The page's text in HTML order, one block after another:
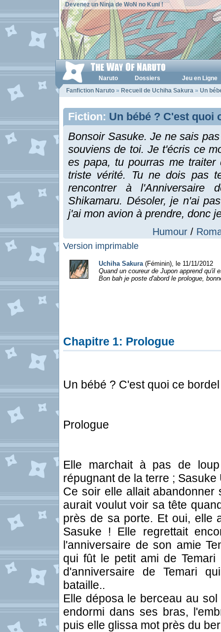
Devenez un Ninja de WoN no Kuni !
Naruto Dossiers
Jeu en Ligne
Fanfiction Naruto » Recueil de Uchiha Sakura » Un
Fiction: Un bébé ? C'est quoi
Bonsoir Sasuke. Je ne sais
souviens de toi. Je t'écris ce
es papa, tu pourras me
triste vérité. Tu ne dois pas
rencontrer à l'Anniversaire
Shikamaru. Désoler, je n'ai
j'ai mon avion à prendre, donc
Humour /
Version imprimable
Uchiha Sakura(Féminin), le 11/11/2012
Quand un coureur de Jupon apprend
Bon bah je poste d'abord le prologue,
Chapitre 1: Prologue
Un bébé ? C'est quoi ce
Prologue
Elle marchait à pas de
répugnant de la terre ; Sasuke
Ce soir elle allait
aurait voulut voir sa tête
près de sa porte. Et oui, elle
Sasuke ! Elle regrettait
l'anniversaire de son amie
qui fût le petit ami de
d'anniversaire de Temari
bataille..
Elle déposa le berceau au
endormi dans ses bras,
puis elle glissa mot près du